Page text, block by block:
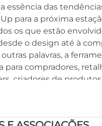
essência das
para a próxima
os que estão
o design até à
palavras, a
para compradores,
criadores de